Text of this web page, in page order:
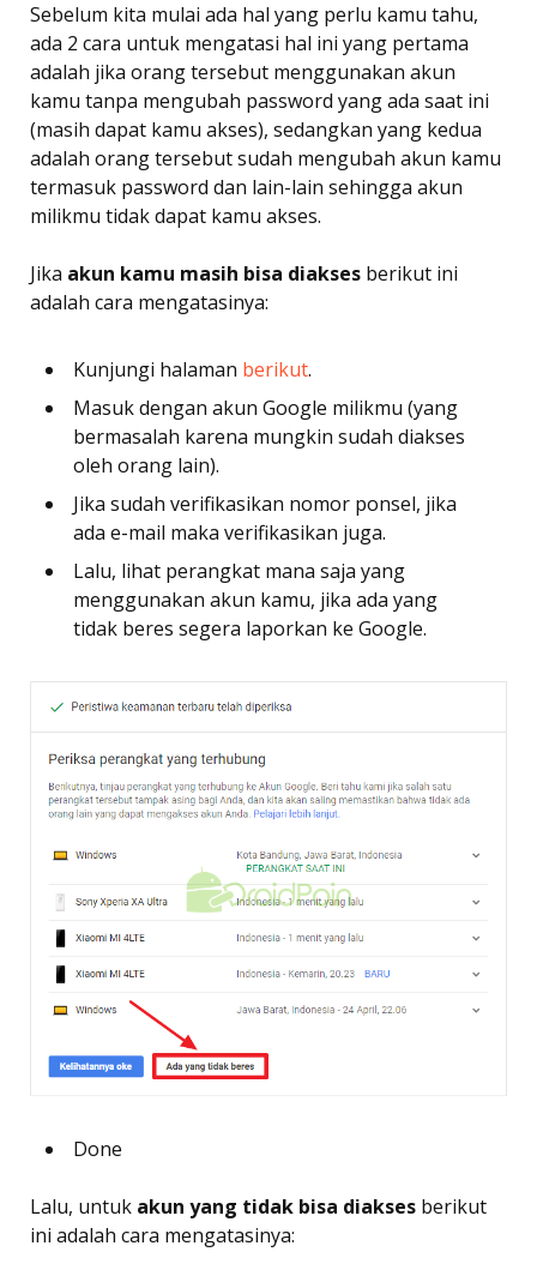
Sebelum kita mulai ada hal yang perlu kamu tahu,
ada 2 cara untuk mengatasi hal ini yang pertama
adalah jika orang tersebut menggunakan akun
kamu tanpa mengubah password yang ada saat ini
(masih dapat kamu akses), sedangkan yang kedua
adalah orang tersebut sudah mengubah akun kamu
termasuk password dan lain-lain sehingga akun
milikmu tidak dapat kamu akses.
Jika akun kamu masih bisa diakses berikut ini
adalah cara mengatasinya:
Kunjungi halaman berikut.
Masuk dengan akun Google milikmu (yang
bermasalah karena mungkin sudah diakses
oleh orang lain).
Jika sudah verifikasikan nomor ponsel, jika
ada e-mail maka verifikasikan juga.
Lalu, lihat perangkat mana saja yang
menggunakan akun kamu, jika ada yang
tidak beres segera laporkan ke Google.
Done
Lalu, untuk akun yang tidak bisa diakses berikut
ini adalah cara mengatasinya: